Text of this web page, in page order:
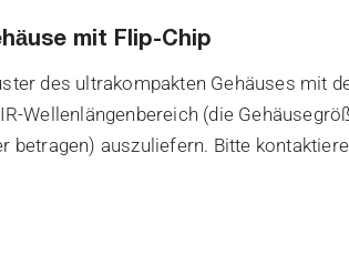
mit Flip-Chip
des ultrakompakten Gehäuses mit
Wellenlängenbereich (die
betragen) auszuliefern. Bitte